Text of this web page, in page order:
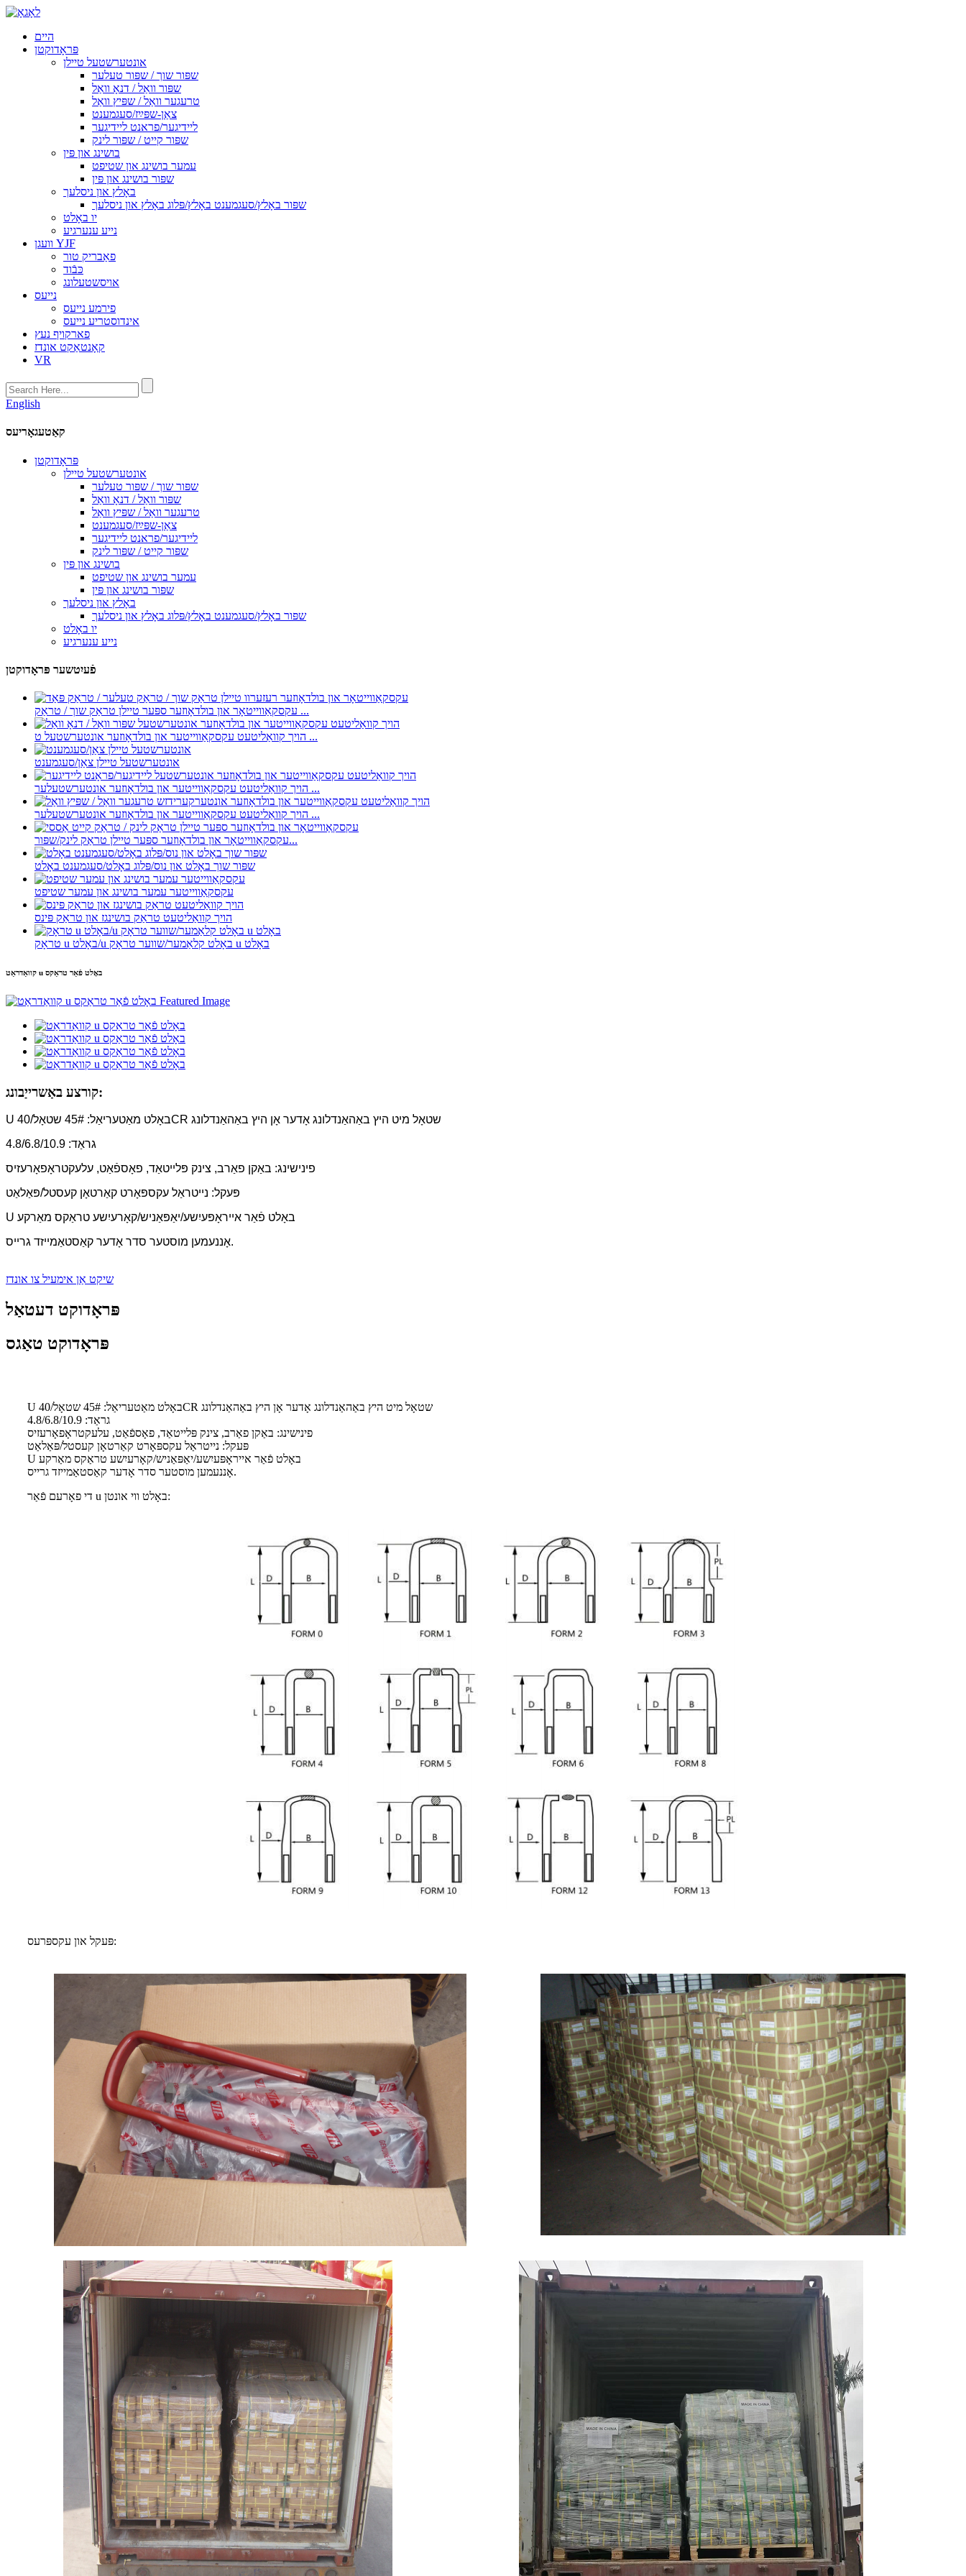
היים
פּראָדוקטן
אונטערשטעל טיילן
שפּור שוך / שפּור טעלער
שפּור וואַל / דנאָ וואַל
טרעגער וואַל / שפּיץ וואַל
צאַן-שפּײַז/סעגמענט
ליידיגער/פראנט ליידיגער
שפּור קייט / שפּור לינק
בושינג און פּין
עמער בושינג און שטיפט
שפּור בושינג און פּין
באָלץ און ניסלעך
שפּור באָלץ/סעגמענט באָלץ/פּלוג באָלץ און ניסלעך
יו באָלט
נייע ענערגיע
וועגן YJF
פאַבריק טור
כּבֿוד
אויסשטעלונג
נייעס
פירמע נייעס
אינדוסטריע נייעס
פארקויף נעץ
קאָנטאַקט אונדז
VR
English
קאַטעגאָריעס
פּראָדוקטן
אונטערשטעל טיילן
שפּור שוך / שפּור טעלער
שפּור וואַל / דנאָ וואַל
טרעגער וואַל / שפּיץ וואַל
צאַן-שפּײַז/סעגמענט
ליידיגער/פראנט ליידיגער
שפּור קייט / שפּור לינק
בושינג און פּין
עמער בושינג און שטיפט
שפּור בושינג און פּין
באָלץ און ניסלעך
שפּור באָלץ/סעגמענט באָלץ/פּלוג באָלץ און ניסלעך
יו באָלט
נייע ענערגיע
פֿעיִטשער פּראָדוקטן
עקסקאַווייטאָר און בולדאָוזער ספּער טיילן טראַק שוך / טראַק ...
הויך קוואַליטעט עקסקאַווייטער און בולדאָוזער אונטערשטעל ט ...
אונטערשטעל טיילן צאַן/סעגמענט
הויך קוואַליטעט עקסקאַווייטער און בולדאָוזער אונטערשטעלער ...
הויך קוואַליטעט עקסקאַווייטער און בולדאָוזער אונטערשטעלער ...
עקסקאַווייטאָר און בולדאָוזער ספּער טיילן טראַק לינק/שפּור...
שפּור שוך באָלט און נוס/פּלוג באָלט/סעגמענט באָלט
עקסקאַווייטער עמער בושינג און עמער שטיפט
הויך קוואַליטעט טראַק בושינגז און טראַק פּינס
טראָק u באָלט/u באָלט קלאַמער/שווער טראָק u באָלט
קוואַדראַט u באָלט פֿאַר טראַקס
קורצע באַשרייַבונג:
U באָלט מאַטעריאַל: 45# שטאָל/40CR שטאָל מיט היץ באַהאַנדלונג אָדער אָן היץ באַהאַנדלונג
גראַד: 4.8/6.8/10.9
פינישינג: באַקן פאַרב, צינק פּלייטאַד, פאָספֿאַט, עלעקטראָפאָרעזיס
פּעקל: נייטראַל עקספּאָרט קאַרטאָן קעסטל/פּאַלאַט
U באָלט פֿאַר אייראָפּעיִשע/יאַפּאַניש/קאָרעיִשע טראַקס מאַרקע
אָננעמען מוסטער סדר אָדער קאַסטאַמייזד גרייס.
שיקט אַן אימעיל צו אונדז
פּראָדוקט דעטאַל
פּראָדוקט טאַגס
U באָלט מאַטעריאַל: 45# שטאָל/40CR שטאָל מיט היץ באַהאַנדלונג אָדער אָן היץ באַהאַנדלונג
גראַד: 4.8/6.8/10.9
פינישינג: באַקן פאַרב, צינק פּלייטאַד, פאָספֿאַט, עלעקטראָפאָרעזיס
פּעקל: נייטראַל עקספּאָרט קאַרטאָן קעסטל/פּאַלאַט
U באָלט פֿאַר אייראָפּעיִשע/יאַפּאַניש/קאָרעיִשע טראַקס מאַרקע
אָננעמען מוסטער סדר אָדער קאַסטאַמייזד גרייס.
די פאָרעם פֿאַר u באָלט ווי אונטן:
פּעקל און עקספּרעס: